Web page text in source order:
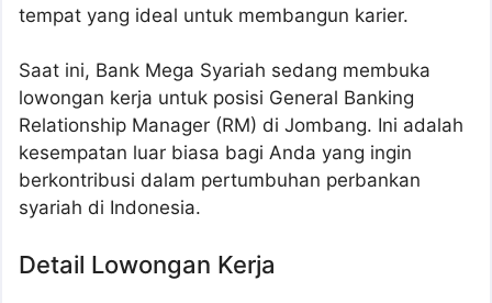
tempat yang ideal untuk membangun karier.
Saat ini, Bank Mega Syariah sedang membuka
lowongan kerja untuk posisi General Banking
Relationship Manager (RM) di Jombang. Ini adalah
kesempatan luar biasa bagi Anda yang ingin
berkontribusi dalam pertumbuhan perbankan
syariah di Indonesia.
Detail Lowongan Kerja